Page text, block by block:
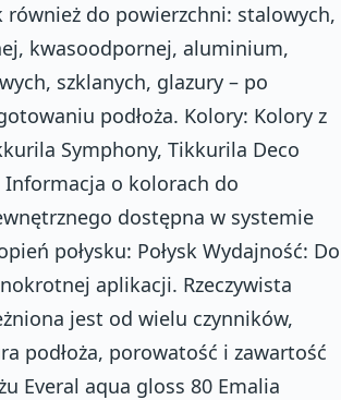
również do powierzchni: stalowych,
kwasoodpornej, aluminium,
szklanych, glazury – po
podłoża. Kolory: Kolory z
Symphony, Tikkurila Deco
Informacja o kolorach do
dostępna w systemie
połysku: Połysk Wydajność: Do
aplikacji. Rzeczywista
jest od wielu czynników,
podłoża, porowatość i zawartość
Everal aqua gloss 80 Emalia